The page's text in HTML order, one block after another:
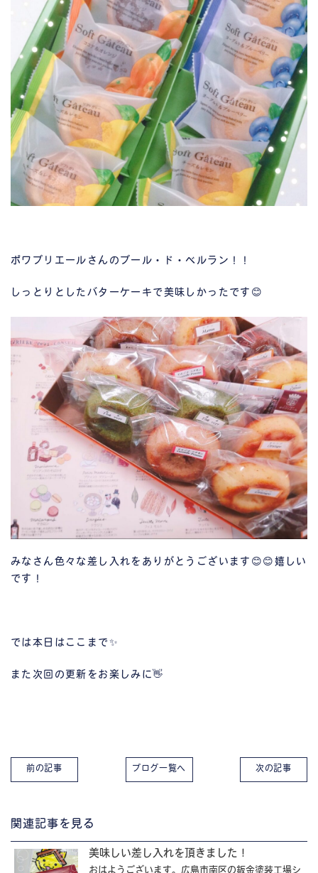
ポワブリエールさんのブール・ド・ベルラン！！
しっとりとしたバターケーキで美味しかったです😊
みなさん色々な差し入れをありがとうございます😊😊嬉しい
です！
では本日はここまで✨
また次回の更新をお楽しみに👋
前の記事 ブログ一覧へ 次の記事
関連記事を見る
美味しい差し入れを頂きました！
おはようございます。広島市南区の鈑金塗装工場シ